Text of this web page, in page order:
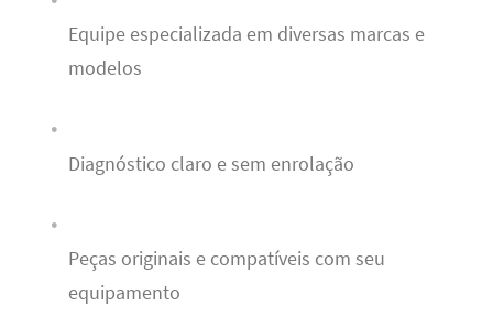
Equipe especializada em diversas marcas e
modelos
Diagnóstico claro e sem enrolação
Peças originais e compatíveis com seu
equipamento